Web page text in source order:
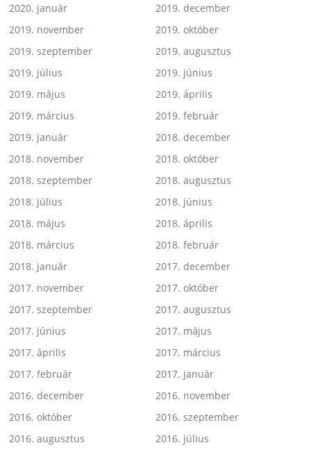
2020. január
2019. december
2019. november
2019. október
2019. szeptember
2019. augusztus
2019. július
2019. június
2019. május
2019. április
2019. március
2019. február
2019. január
2018. december
2018. november
2018. október
2018. szeptember
2018. augusztus
2018. július
2018. június
2018. május
2018. április
2018. március
2018. február
2018. január
2017. december
2017. november
2017. október
2017. szeptember
2017. augusztus
2017. június
2017. május
2017. április
2017. március
2017. február
2017. január
2016. december
2016. november
2016. október
2016. szeptember
2016. augusztus
2016. július